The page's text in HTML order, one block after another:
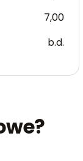
7,00
b.d.